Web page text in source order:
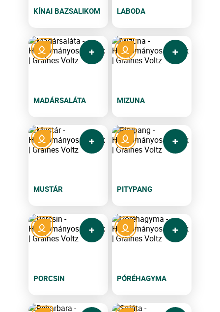
KÍNAI BAZSALIKOM LABODA
MADÁRSALÁTA MIZUNA
MUSTÁR PITYPANG
PORCSIN PÓRÉHAGYMA